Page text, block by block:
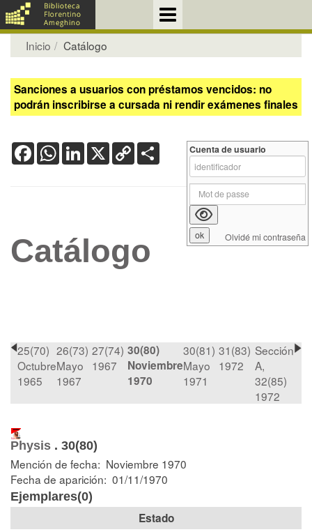
Inicio Catálogo
Sanciones a usuarios con préstamos vencidos: no
podrán inscribirse a cursada ni rendir exámenes finales
FacebookWhatsApp
LinkedIn
X Copy
Link
Catálogo
25(70)
Octubre
1965
26(73)
Mayo
1967
27(74)
1967
30(80)
Noviembre
1970
30(81)
Mayo
1971
31(83)
1972
Sección
A,
32(85)
1972
Physis . 30(80)
Mención de fecha: Noviembre 1970
Fecha de aparición: 01/11/1970
Ejemplares(0)
Estado
Cuenta de usuario
Olvidé mi contraseña